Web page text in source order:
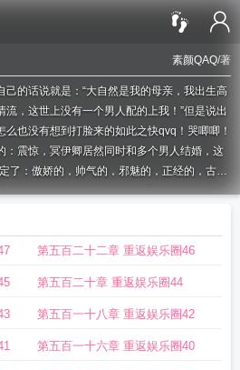
素颜QAQ/著
的话说就是：“大自然是我的母亲，我出生高
，这世上没有一个男人配的上我！”但是说出
也没有想到打脸来的如此之快qvq！哭唧唧！
：震惊，冥伊卿居然同时和多个男人结婚，这
了：傲娇的，帅气的，邪魅的，正经的，古板
人好不好！冷门cp哪家强好看的快穿cp文快
荐高质量cp好看的快穿cp有没有快穿cp攻
第五百二十二章 重返娱乐圈46
第五百二十章 重返娱乐圈44
第五百一十八章 重返娱乐圈42
第五百一十六章 重返娱乐圈40